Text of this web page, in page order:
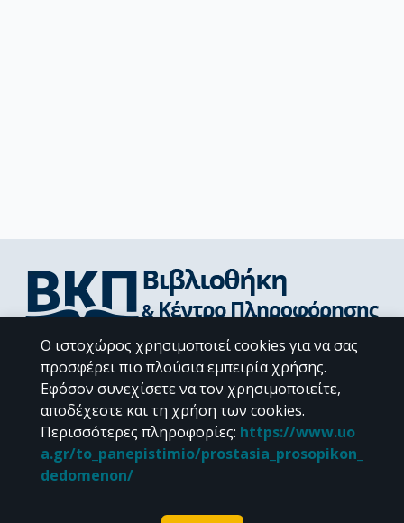
Διεύθυνση Βιβλιοθήκης & Κέντρου Πληροφόρησης
Βιβλιοθήκες Σχολών του ΕΚΠΑ
Υπολογιστικό Κέντρο Βιβλιοθηκών
Επικοινωνία / Helpdesk
Ο ιστοχώρος χρησιμοποιεί cookies για να σας
προσφέρει πιο πλούσια εμπειρία χρήσης.
Εφόσον συνεχίσετε να τον χρησιμοποιείτε,
αποδέχεστε και τη χρήση των cookies.
Περισσότερες πληροφορίες: https://www.uo
a.gr/to_panepistimio/prostasia_prosopikon_
dedomenon/